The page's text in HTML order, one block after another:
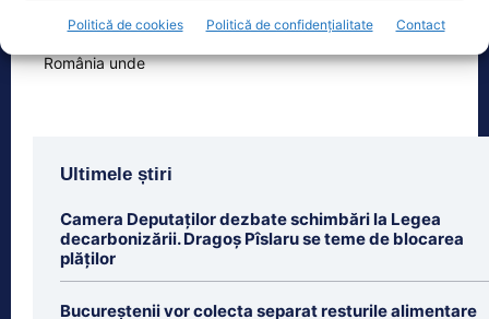
Politică de cookies Politică de confidențialitate Contact
însă nu va[...]
Ultimele știri
Camera Deputaților dezbate schimbări la Legea
decarbonizării. Dragoș Pîslaru se teme de blocarea
plăților
Bucureștenii vor colecta separat resturile alimentare